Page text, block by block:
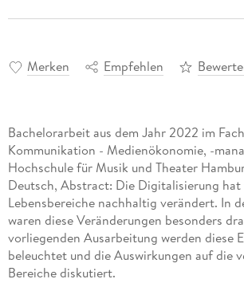
Merken Empfehlen
Bachelorarbeit aus dem Jahr 2022 im
Kommunikation - Medienökonomie, -
Hochschule für Musik und Theater
Deutsch, Abstract: Die Digitalisierung hat
Lebensbereiche nachhaltig verändert. In
waren diese Veränderungen besonders
vorliegenden Ausarbeitung werden diese
beleuchtet und die Auswirkungen auf die
Bereiche diskutiert.